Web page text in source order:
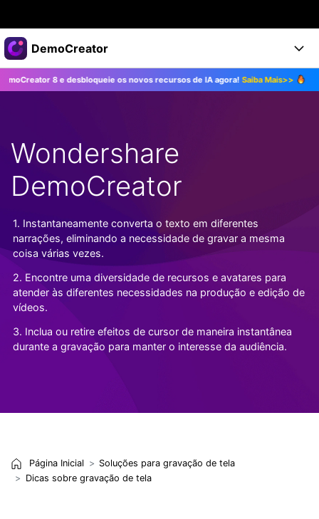
Produtos em destaque
Criatividade digital com IA generativa
Utilitários
Negócios
Sala de imprensa
Loja
Suporte
DemoCreator
Produtos
Recursos
Todos os recursos >
Recursos de IA
Dicas de IA
Todos os recursos de IA >
Soluções
DemoCreator para
Blog
Mais Soluções >
Central de Ajuda
Começe a Usar
Suporte
TESTE GRÁTIS COMPRE AGORA
Entrar
desbloqueie os novos recursos de IA agora!Saiba Mais>> Atualize para
Wondershare
DemoCreator
1. Instantaneamente converta o texto em diferentes
narrações, eliminando a necessidade de gravar a mesma
coisa várias vezes.
2. Encontre uma diversidade de recursos e avatares para
atender às diferentes necessidades na produção e edição de
vídeos.
3. Inclua ou retire efeitos de cursor de maneira instantânea
durante a gravação para manter o interesse da audiência.
Página Inicial
Soluções para gravação de tela
Dicas sobre gravação de tela